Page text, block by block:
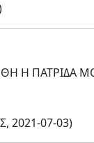
Η ΠΑΤΡΙΔΑ
2021-07-03)